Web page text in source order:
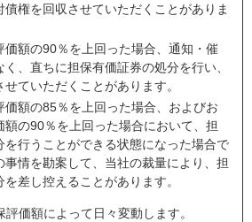
債権を回収させていただくことがありま
価額の90％を上回った場合、通知・催
、直ちに担保有価証券の処分を行い、
ていただくことがあります。
価額の85％を上回った場合、およびお
額の90％を上回った場合において、担
を行うことができる状態になった場合で
事情を勘案して、当社の裁量により、担
差し控えることがあります。
価額によって日々変動します。